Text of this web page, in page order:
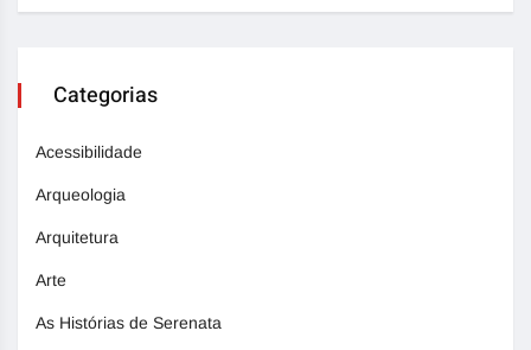
Categorias
Acessibilidade
Arqueologia
Arquitetura
Arte
As Histórias de Serenata